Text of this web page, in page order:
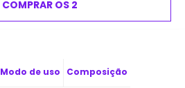
COMPRAR OS 2
Modo de uso Composição